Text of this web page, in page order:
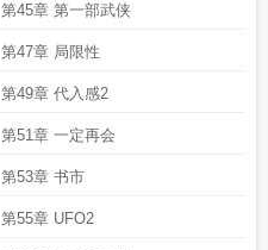
第45章 第一部武侠
第47章 局限性
第49章 代入感2
第51章 一定再会
第53章 书市
第55章 UFO2